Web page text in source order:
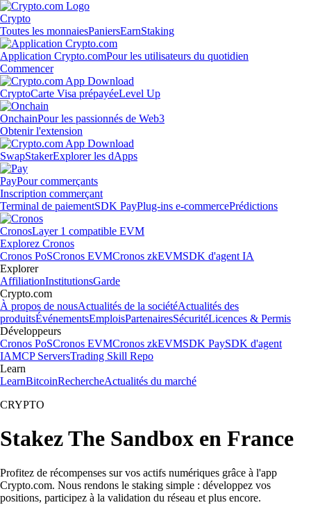
Crypto
Toutes les monnaiesPaniersEarnStaking
Application Crypto.comPour les utilisateurs du quotidien
Commencer
CryptoCarte Visa prépayéeLevel Up
OnchainPour les passionnés de Web3
Obtenir l'extension
SwapStakerExplorer les dApps
PayPour commerçants
Inscription commerçant
Terminal de paiementSDK PayPlug-ins e-commercePrédictions
CronosLayer 1 compatible EVM
Explorez Cronos
Cronos PoSCronos EVMCronos zkEVMSDK d'agent IA
Explorer
AffiliationInstitutionsGarde
Crypto.com
À propos de nousActualités de la sociétéActualités des
produitsÉvénementsEmploisPartenairesSécuritéLicences & Permis
Développeurs
Cronos PoSCronos EVMCronos zkEVMSDK PaySDK d'agent
IAMCP ServersTrading Skill Repo
Learn
LearnBitcoinRechercheActualités du marché
CRYPTO
Stakez The Sandbox en France
Profitez de récompenses sur vos actifs numériques grâce à l'app
Crypto.com. Nous rendons le staking simple : développez vos
positions, participez à la validation du réseau et plus encore.